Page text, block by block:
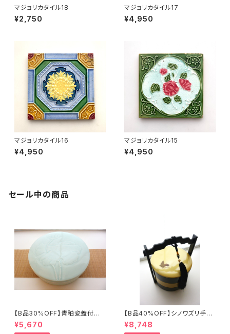
マジョリカタイル18
¥2,750
マジョリカタイル17
¥4,950
マジョリカタイル16
¥4,950
マジョリカタイル15
¥4,950
セール中の商品
【B品30%OFF】青釉瓷蓋付盒
（蓮の実）
¥5,670
【B品40%OFF】シノワズリ手提
げ三段重「バタフライ」
¥8,748